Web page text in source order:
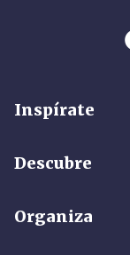
Inspírate
Descubre
Organiza